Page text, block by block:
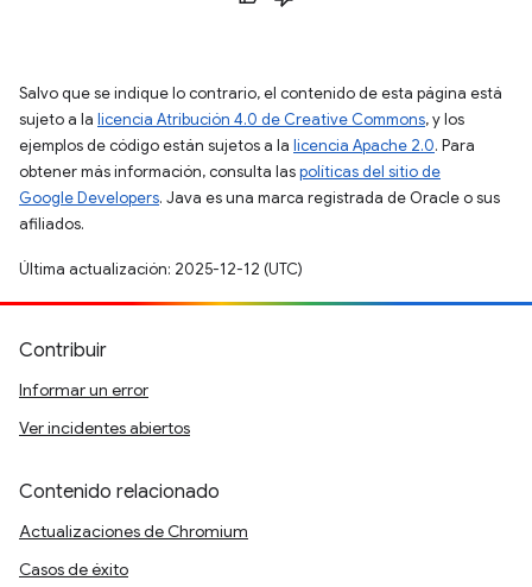
Salvo que se indique lo contrario, el contenido de esta página está
sujeto a la licencia Atribución 4.0 de Creative Commons, y los
ejemplos de código están sujetos a la licencia Apache 2.0. Para
obtener más información, consulta laspolíticas del sitio de
Google Developers. Java es una marca registrada de Oracle o sus
afiliados.
Última actualización: 2025-12-12 (UTC)
Contribuir
Informar un error
Ver incidentes abiertos
Contenido relacionado
Actualizaciones de Chromium
Casos de éxito